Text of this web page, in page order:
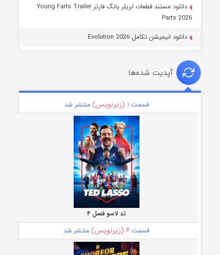
دانلود مستند قطعات تریلر یانگ فارتز Young Farts Trailer
Parts 2026
دانلود انیمیشن تکامل Evolution 2026
آپدیت شده‌ها
قسمت ۱ (زیرنویس) منتشر شد
تد لاسو فصل ۴
قسمت ۶ (زیرنویس) منتشر شد